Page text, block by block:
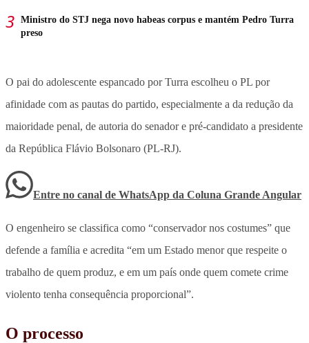
Ministro do STJ nega novo habeas corpus e mantém Pedro Turra
preso
O pai do adolescente espancado por Turra escolheu o PL por
afinidade com as pautas do partido, especialmente a da redução da
maioridade penal, de autoria do senador e pré-candidato a presidente
da República Flávio Bolsonaro (PL-RJ).
Entre no canal de WhatsApp da Coluna Grande Angular
O engenheiro se classifica como “conservador nos costumes” que
defende a família e acredita “em um Estado menor que respeite o
trabalho de quem produz, e em um país onde quem comete crime
violento tenha consequência proporcional”.
O processo